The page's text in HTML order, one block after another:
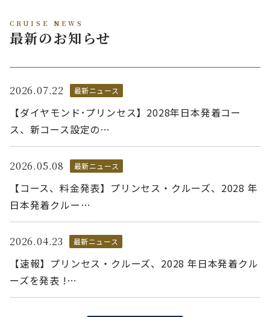
CRUISE NEWS
最新のお知らせ
2026.07.22 最新ニュース
【ダイヤモンド･プリンセス】2028年日本発着コー
ス、新コース設定の…
2026.05.08 最新ニュース
【コース、料金発表】プリンセス・クルーズ、2028 年
日本発着クルー…
2026.04.23 最新ニュース
【速報】プリンセス・クルーズ、2028 年日本発着クル
ーズを発表 !…